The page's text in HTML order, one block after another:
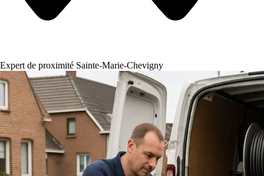
Expert de proximité Sainte-Marie-Chevigny